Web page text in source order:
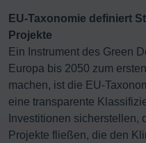
EU-Taxonomie definiert
Projekte
Ein Instrument des Green
Europa bis 2050 zum
machen, ist die EU-
eine transparente
Investitionen sicherstellen,
Projekte fließen, die den